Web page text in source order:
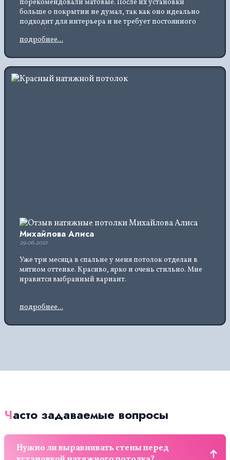
порекомендовали матовые. После их установки
больше о покрытии не думал, так как оно идеально
подходит для интерьера и не требует постоянного
ухода. А главное – стало намного светлее.
подробнее...
Михайлова Алиса
29.06.2021
Уже три месяца в спальне у меня потолок отделан в
мятном оттенке. Красиво, ярко и очень стильно. Мне
нравится выбранный вариант.
подробнее...
Часто задаваемые вопросы
Нужно ли выравнивать стены перед